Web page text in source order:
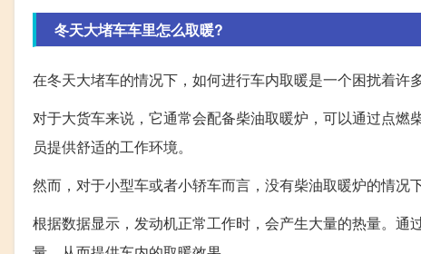
冬天大堵车车里怎么取暖?
在冬天大堵车的情况下，如何进行车内取暖是一个困扰着许
对于大货车来说，它通常会配备柴油取暖炉，可以通过点
员提供舒适的工作环境。
然而，对于小型车或者小轿车而言，没有柴油取暖炉的情况
根据数据显示，发动机正常工作时，会产生大量的热量。